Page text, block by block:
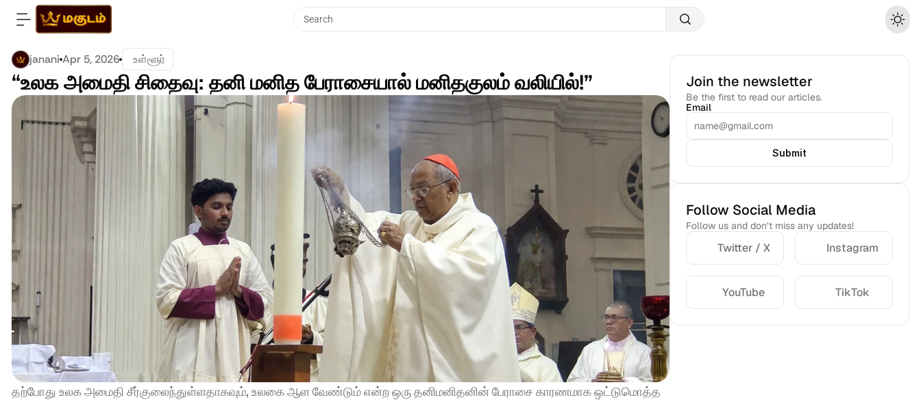
Search
janani Apr 5, 2026 உள்ளூர்
“உலக அமைதி சிதைவு: தனி மனித பேராசையால் மனிதகுலம் வலியில்!”
தற்போது உலக அமைதி சீர்குலைந்துள்ளதாகவும், உலகை ஆள வேண்டும் என்ற ஒரு தனிமனிதனின் பேராசை காரணமாக ஒட்டுமொத்த
Join the newsletter
Be the first to read our articles.
Email
Submit
Follow Social Media
Follow us and don’t miss any updates!
Twitter / X Instagram
YouTube TikTok